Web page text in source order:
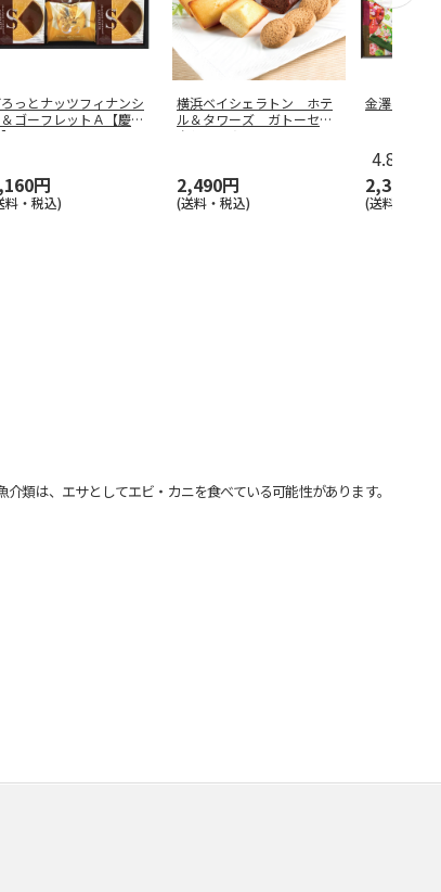
ろっとナッツフィナンシ
ゴーフレットＡ【慶事
円
料・税込)
横浜ベイシェラトン ホテ
ル＆タワーズ ガトーセレ
クションＡ
2,490円
(送料・税込)
金澤小町
4.8
2,380円
(送料・税込)
類は、エサとしてエビ・カニを食べている可能性があります。